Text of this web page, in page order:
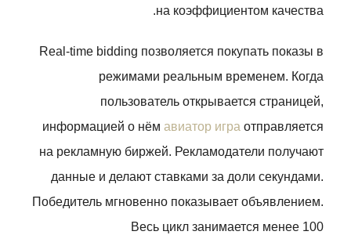
на коэффициентом качества.
Real-time bidding позволяется покупать показы в
режимами реальным временем. Когда
пользователь открывается страницей,
информацией о нём авиатор игра отправляется
на рекламную биржей. Рекламодатели получают
данные и делают ставками за доли секундами.
Победитель мгновенно показывает объявлением.
Весь цикл занимается менее 100